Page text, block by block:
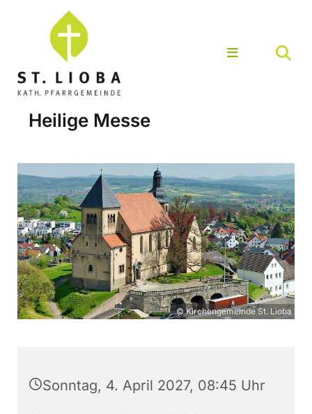
Heilige Messe
© Kirchengemeinde St. Lioba
Sonntag, 4. April 2027, 08:45 Uhr